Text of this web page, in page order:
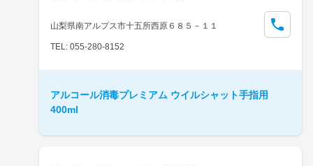
山梨県南アルプス市十五所西原６８５－１１
TEL: 055-280-8152
アルコール消毒プレミアム ウイルシャット手指用
400ml